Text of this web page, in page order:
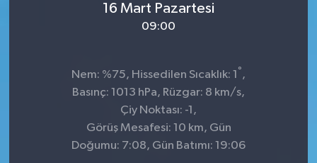
16 Mart Pazartesi
09:00
Nem: %75, Hissedilen Sıcaklık: 1 ° ,
Basınç: 1013 hPa, Rüzgar: 8 km/s,
Çiy Noktası: -1,
Görüş Mesafesi: 10 km, Gün
Doğumu: 7:08, Gün Batımı: 19:06